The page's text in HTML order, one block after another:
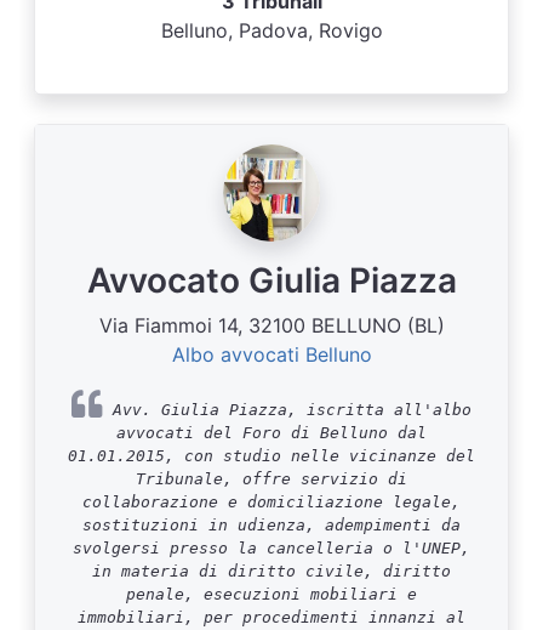
Belluno, Padova, Rovigo
Avvocato Giulia Piazza
Via Fiammoi 14, 32100 BELLUNO (BL)
Albo avvocati Belluno
Avv. Giulia Piazza, iscritta all'albo
avvocati del Foro di Belluno dal
01.01.2015, con studio nelle vicinanze del
Tribunale, offre servizio di
collaborazione e domiciliazione legale,
sostituzioni in udienza, adempimenti da
svolgersi presso la cancelleria o l'UNEP,
in materia di diritto civile, diritto
penale, esecuzioni mobiliari e
immobiliari, per procedimenti innanzi al